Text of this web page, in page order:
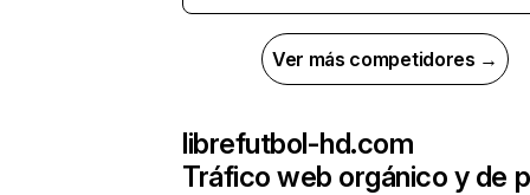
Ver más competidores →
librefutbol-hd.com
Tráfico web orgánico y de